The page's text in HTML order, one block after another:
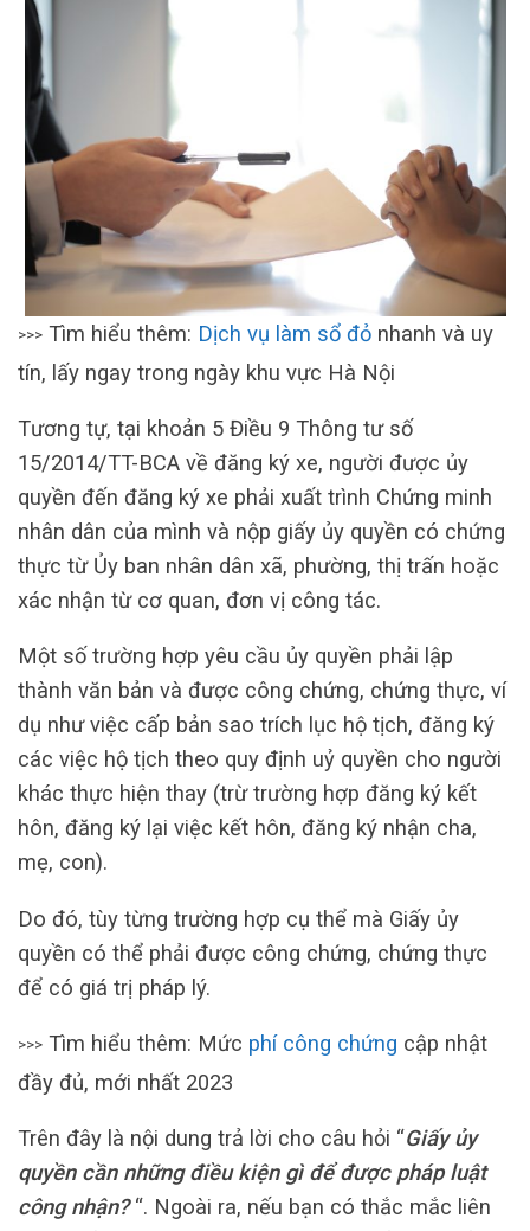
>>> Tìm hiểu thêm: Dịch vụ làm sổ đỏ nhanh và uy
tín, lấy ngay trong ngày khu vực Hà Nội
Tương tự, tại khoản 5 Điều 9 Thông tư số
15/2014/TT-BCA về đăng ký xe, người được ủy
quyền đến đăng ký xe phải xuất trình Chứng minh
nhân dân của mình và nộp giấy ủy quyền có chứng
thực từ Ủy ban nhân dân xã, phường, thị trấn hoặc
xác nhận từ cơ quan, đơn vị công tác.
Một số trường hợp yêu cầu ủy quyền phải lập
thành văn bản và được công chứng, chứng thực, ví
dụ như việc cấp bản sao trích lục hộ tịch, đăng ký
các việc hộ tịch theo quy định uỷ quyền cho người
khác thực hiện thay (trừ trường hợp đăng ký kết
hôn, đăng ký lại việc kết hôn, đăng ký nhận cha,
mẹ, con).
Do đó, tùy từng trường hợp cụ thể mà Giấy ủy
quyền có thể phải được công chứng, chứng thực
để có giá trị pháp lý.
>>> Tìm hiểu thêm: Mức phí công chứng cập nhật
đầy đủ, mới nhất 2023
Trên đây là nội dung trả lời cho câu hỏi “Giấy ủy
quyền cần những điều kiện gì để được pháp luật
công nhận?“. Ngoài ra, nếu bạn có thắc mắc liên